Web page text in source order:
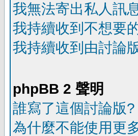
我無法寄出私人訊
我持續收到不想要
我持續收到由討論
phpBB 2 聲明
誰寫了這個討論版?
為什麼不能使用更